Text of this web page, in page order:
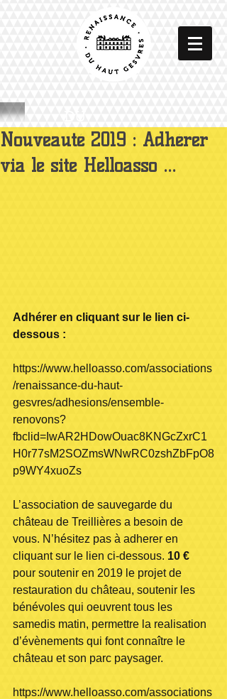
Nouveauté 2019 : Adhérer
via le site Helloasso ...
Adhérer en cliquant sur le lien ci-
dessous :
https://www.helloasso.com/associations
/renaissance-du-haut-
gesvres/adhesions/ensemble-
renovons?
fbclid=IwAR2HDowOuac8KNGcZxrC1
H0r77sM2SOZmsWNwRC0zshZbFpO8
p9WY4xuoZs
L’association de sauvegarde du
château de Treillières a besoin de
vous. N’hésitez pas à adherer en
cliquant sur le lien ci-dessous. 10 €
pour soutenir en 2019 le projet de
restauration du château, soutenir les
bénévoles qui oeuvrent tous les
samedis matin, permettre la realisation
d’évènements qui font connaître le
château et son parc paysager.
https://www.helloasso.com/associations